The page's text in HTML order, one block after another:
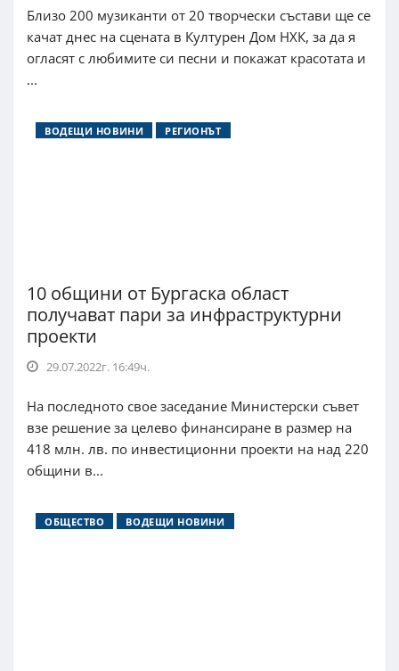
Близо 200 музиканти от 20 творчески състави ще се
качат днес на сцената в Културен Дом НХК, за да я
огласят с любимите си песни и покажат красотата и
...
ВОДЕЩИ НОВИНИ РЕГИОНЪТ
10 общини от Бургаска област
получават пари за инфраструктурни
проекти
29.07.2022г. 16:49ч.
На последното свое заседание Министерски съвет
взе решение за целево финансиране в размер на
418 млн. лв. по инвестиционни проекти на над 220
общини в...
ОБЩЕСТВО ВОДЕЩИ НОВИНИ